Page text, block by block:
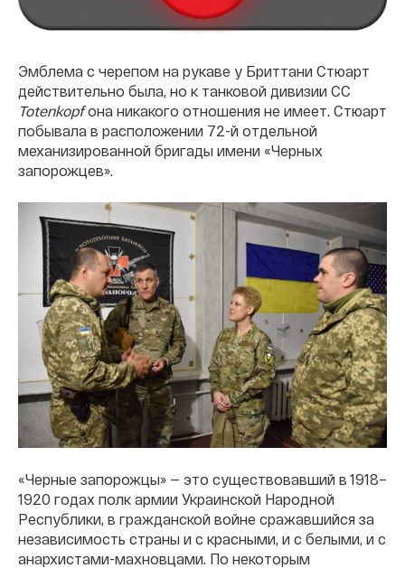
Эмблема с черепом на рукаве у Бриттани Стюарт
действительно была, но к танковой дивизии СС
Totenkopfона никакого отношения не имеет. Стюарт
побывала в расположении 72-й отдельной
механизированной бригады имени «Черных
запорожцев».
«Черные запорожцы» — это существовавший в 1918–
1920 годах полк армии Украинской Народной
Республики, в гражданской войне сражавшийся за
независимость страны и с красными, и с белыми, и с
анархистами-махновцами. По некоторым